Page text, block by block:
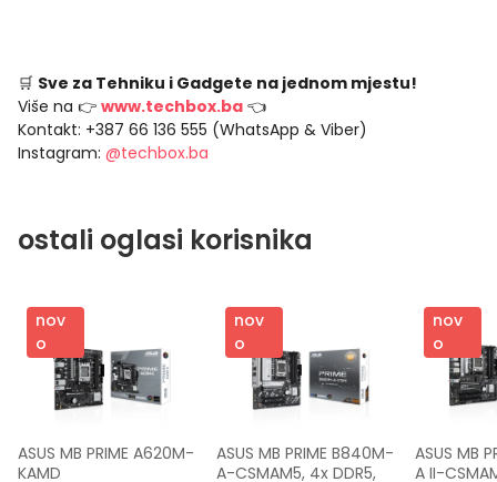
🛒 Sve za Tehniku i Gadgete na jednom mjestu!
Više na 👉 www.techbox.ba 👈
Kontakt: +387 66 136 555 (WhatsApp & Viber)
Instagram: @techbox.ba
ostali oglasi korisnika
nov
o
ASUS MB PRIME A620M-
KAMD
nov
o
ASUS MB PRIME B840M-
A-CSMAM5, 4x DDR5,
nov
o
ASUS MB
A II-